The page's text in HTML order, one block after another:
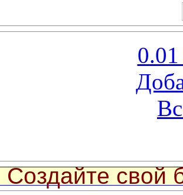
Создайте свой